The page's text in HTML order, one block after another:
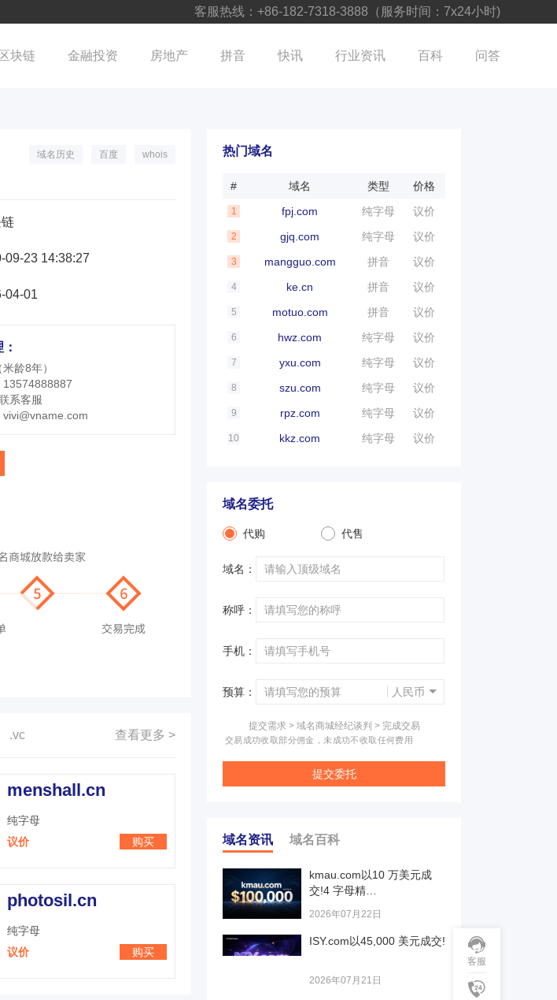
客服热线：+86-182-7318-3888（服务时间：7x24小时)
区块链 金融投资 房地产 拼音 快讯 行业资讯 百科 问答
域名历史 百度 whois
09-23 14:38:27
04-01
龄8年）
13574888887
系客服
vivi@vname.com
.vc 查看更多 >
menshall.cn
纯字母
议价
购买
photosil.cn
纯字母
议价
购买
热门域名
# 域名 类型 价格
1 fpj.com 纯字母 议价
2 gjq.com 纯字母 议价
3 mangguo.com 拼音 议价
4 ke.cn 拼音 议价
5 motuo.com 拼音 议价
6 hwz.com 纯字母 议价
7 yxu.com 纯字母 议价
8 szu.com 纯字母 议价
9 rpz.com 纯字母 议价
10 kkz.com 纯字母 议价
域名委托
代购 代售
域名：
称呼：
手机：
预算： 人民币
提交需求 > 域名商城经纪谈判 > 完成交易
交易成功收取部分佣金，未成功不收取任何费用
提交委托
域名资讯 域名百科
kmau.com以10 万美元成
交!4 字母精…
2026年07月22日
ISY.com以45,000 美元成交!
2026年07月21日
客服